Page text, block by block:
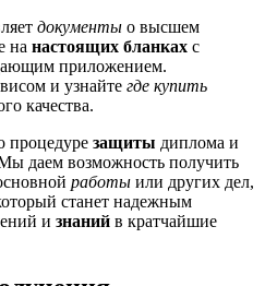
документы о высшем
на настоящих бланках с
приложением.
и узнайте где купить
качества.
процедуре защиты диплома и
даем возможность получить
работы или других дел,
станет надежным
и знаний в кратчайшие